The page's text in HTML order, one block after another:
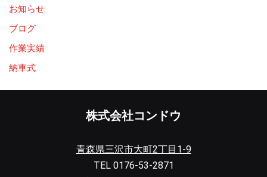
お知らせ
ブログ
作業実績
納車式
株式会社コンドウ
青森県三沢市大町2丁目1-9
TEL 0176-53-2871